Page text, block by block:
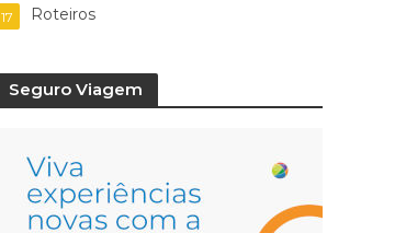
Roteiros
17
Seguro Viagem